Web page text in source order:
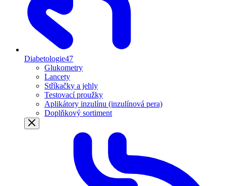
Diabetologie47
Glukometry
Lancety
Stříkačky a jehly
Testovací proužky
Aplikátory inzulínu (inzulínová pera)
Doplňkový sortiment